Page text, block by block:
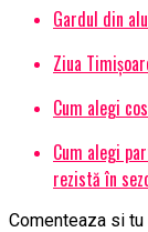
Gardul din
Ziua
Cum alegi
Cum alegi
rezistă în
Comenteaza si tu